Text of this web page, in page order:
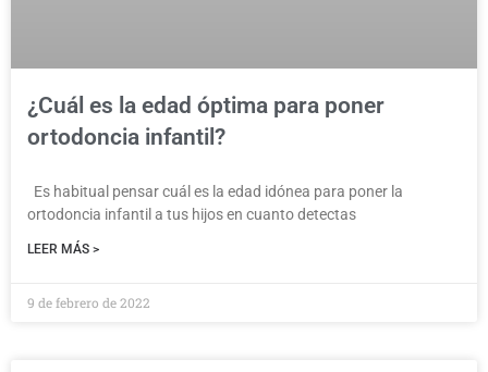
¿Cuál es la edad óptima para poner
ortodoncia infantil?
Es habitual pensar cuál es la edad idónea para poner la
ortodoncia infantil a tus hijos en cuanto detectas
LEER MÁS >
9 de febrero de 2022